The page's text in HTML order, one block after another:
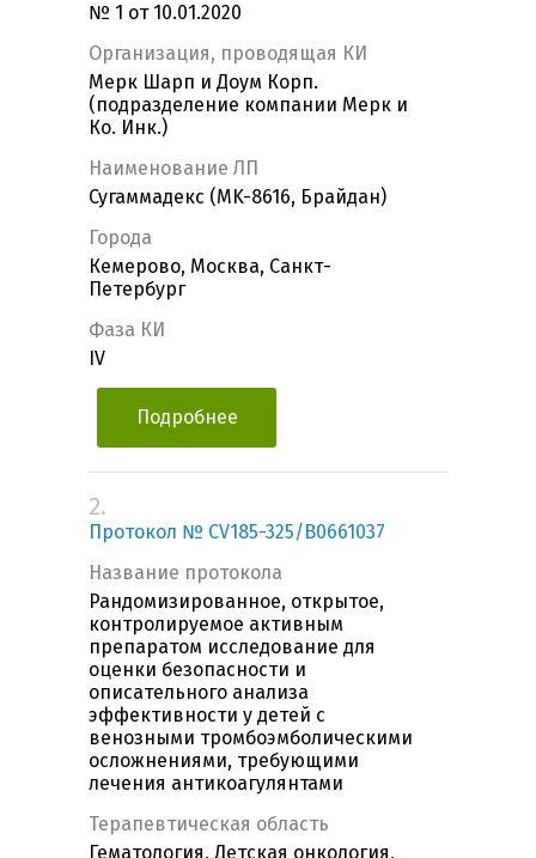
№ 1 от 10.01.2020
Организация, проводящая КИ
Мерк Шарп и Доум Корп.
(подразделение компании Мерк и
Ко. Инк.)
Наименование ЛП
Сугаммадекс (MK-8616, Брайдан)
Города
Кемерово, Москва, Санкт-
Петербург
Фаза КИ
IV
Подробнее
2.
Протокол № CV185-325/B0661037
Название протокола
Рандомизированное, открытое,
контролируемое активным
препаратом исследование для
оценки безопасности и
описательного анализа
эффективности у детей с
венозными тромбоэмболическими
осложнениями, требующими
лечения антикоагулянтами
Терапевтическая область
Гематология, Детская онкология,